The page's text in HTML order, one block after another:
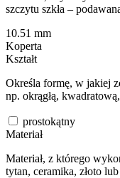
szczytu szkła –
10.51 mm
Koperta
Kształt
Określa formę, w jakiej
np. okrągłą,
prostokątny
Materiał
Materiał, z którego
tytan, ceramika, złoto